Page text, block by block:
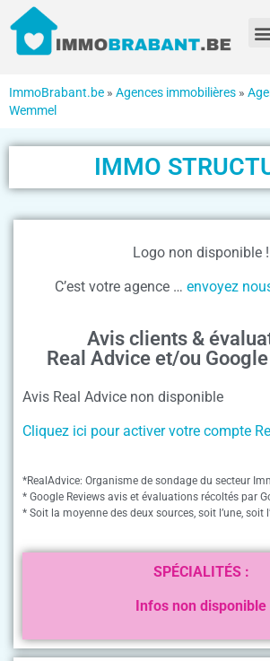
ImmoBrabant.be » Agences immobilières »
Wemmel
IMMO
Logo non disponible !
C’est votre agence … envoyez
Avis clients &
Real Advice et/ou
Avis Real Advice non disponible
Cliquez ici pour activer votre compte
*RealAdvice: Organisme de sondage du secteur
* Google Reviews avis et évaluations récoltés par
* Soit la moyenne des deux sources, soit l’une, soit
SPÉCIALITÉS :
Infos non disponible